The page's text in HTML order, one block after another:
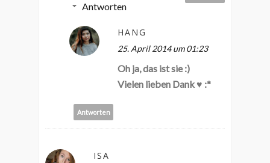
Antworten
HANG
25. April 2014 um 01:23
Oh ja, das ist sie :)
Vielen lieben Dank ♥ :*
Antworten
ISA